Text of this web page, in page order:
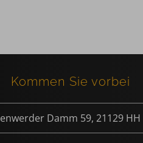
Kommen Sie vorbei
Damm 59, 21129 HH